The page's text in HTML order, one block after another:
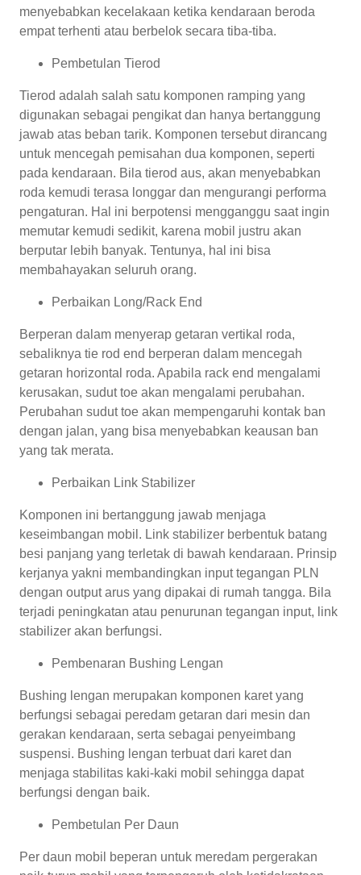
menyebabkan kecelakaan ketika kendaraan beroda
empat terhenti atau berbelok secara tiba-tiba.
Pembetulan Tierod
Tierod adalah salah satu komponen ramping yang
digunakan sebagai pengikat dan hanya bertanggung
jawab atas beban tarik. Komponen tersebut dirancang
untuk mencegah pemisahan dua komponen, seperti
pada kendaraan. Bila tierod aus, akan menyebabkan
roda kemudi terasa longgar dan mengurangi performa
pengaturan. Hal ini berpotensi mengganggu saat ingin
memutar kemudi sedikit, karena mobil justru akan
berputar lebih banyak. Tentunya, hal ini bisa
membahayakan seluruh orang.
Perbaikan Long/Rack End
Berperan dalam menyerap getaran vertikal roda,
sebaliknya tie rod end berperan dalam mencegah
getaran horizontal roda. Apabila rack end mengalami
kerusakan, sudut toe akan mengalami perubahan.
Perubahan sudut toe akan mempengaruhi kontak ban
dengan jalan, yang bisa menyebabkan keausan ban
yang tak merata.
Perbaikan Link Stabilizer
Komponen ini bertanggung jawab menjaga
keseimbangan mobil. Link stabilizer berbentuk batang
besi panjang yang terletak di bawah kendaraan. Prinsip
kerjanya yakni membandingkan input tegangan PLN
dengan output arus yang dipakai di rumah tangga. Bila
terjadi peningkatan atau penurunan tegangan input, link
stabilizer akan berfungsi.
Pembenaran Bushing Lengan
Bushing lengan merupakan komponen karet yang
berfungsi sebagai peredam getaran dari mesin dan
gerakan kendaraan, serta sebagai penyeimbang
suspensi. Bushing lengan terbuat dari karet dan
menjaga stabilitas kaki-kaki mobil sehingga dapat
berfungsi dengan baik.
Pembetulan Per Daun
Per daun mobil beperan untuk meredam pergerakan